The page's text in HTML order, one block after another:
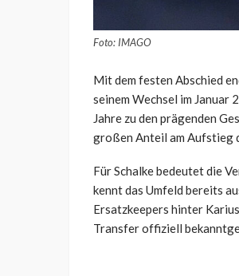
Foto: IMAGO
Mit dem festen Abschied
seinem Wechsel im
Jahre zu den prägenden
großen Anteil am Aufstieg
Für Schalke bedeutet die
kennt das Umfeld bereits
Ersatzkeepers hinter
Transfer offiziell